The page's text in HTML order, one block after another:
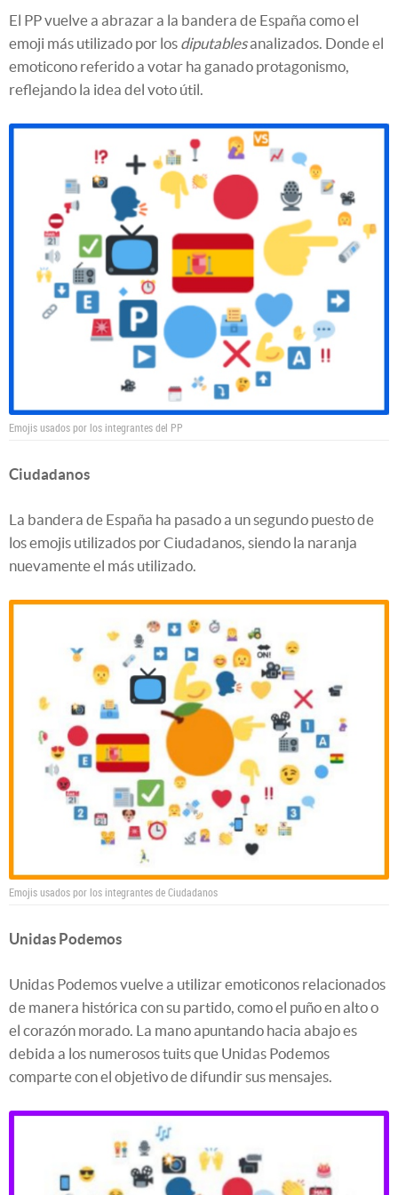
El PP vuelve a abrazar a la bandera de España como el
emoji más utilizado por los diputablesanalizados. Donde el
emoticono referido a votar ha ganado protagonismo,
reflejando la idea del voto útil.
Emojis usados por los integrantes del PP
Ciudadanos
La bandera de España ha pasado a un segundo puesto de
los emojis utilizados por Ciudadanos, siendo la naranja
nuevamente el más utilizado.
Emojis usados por los integrantes de Ciudadanos
Unidas Podemos
Unidas Podemos vuelve a utilizar emoticonos relacionados
de manera histórica con su partido, como el puño en alto o
el corazón morado. La mano apuntando hacia abajo es
debida a los numerosos tuits que Unidas Podemos
comparte con el objetivo de difundir sus mensajes.